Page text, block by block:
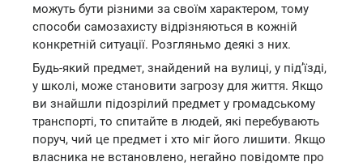
можуть бути різними за своїм характером, тому
способи самозахисту відрізняються в кожній
конкретній ситуації. Розгляньмо деякі з них.
Будь-який предмет, знайдений на вулиці, у під’їзді,
у школі, може становити загрозу для життя. Якщо
ви знайшли підозрілий предмет у громадському
транспорті, то спитайте в людей, які перебувають
поруч, чий це предмет і хто міг його лишити. Якщо
власника не встановлено, негайно повідомте про